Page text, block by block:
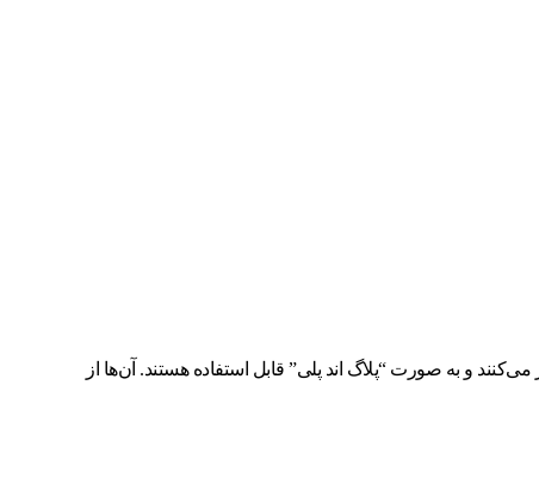
و به صورت “پلاگ اند پلی” قابل استفاده هستند. آن‌ها از